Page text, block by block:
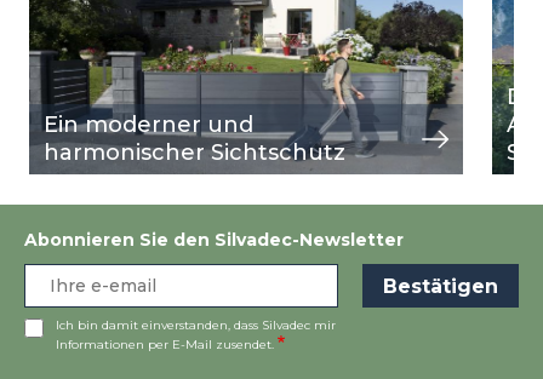
Ein moderner und
harmonischer Sichtschutz
Abonnieren Sie den Silvadec-Newsletter
Ich bin damit einverstanden, dass Silvadec mir
Informationen per E-Mail zusendet.